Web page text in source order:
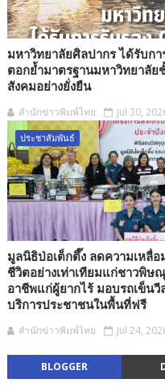
มหาวิทยาลัยศิลปากร ได้รับกา
ตอกย้ำมาตรฐานมหาวิทยาลัย
สังคมอย่างยั่งยืน
สำนักข่าวพิมพ์ไทย Jul 30,
ประชาสัมพันธ์
มูลนิธิป่อเต็กตึ๊ง ลดความเหลื่อ
ชีวิตอย่างเท่าเทียมแก่ชาวพิ
อาชีพแก่ผู้ยากไร้ มอบรถเข็น
บริการประชาชนในพื้นที่ฟรี
สำนักข่าวพิมพ์ไทย Jul 24,
BLOGGER